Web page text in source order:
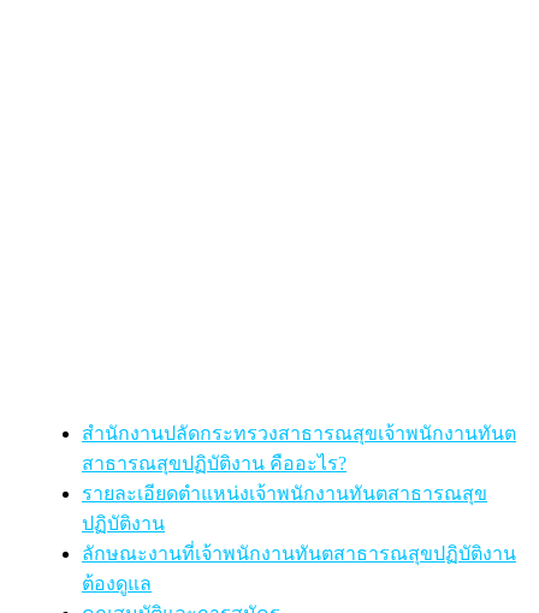
สำนักงานปลัดกระทรวงสาธารณสุขเจ้าพนักงานทันต
สาธารณสุขปฏิบัติงาน คืออะไร?
รายละเอียดตำแหน่งเจ้าพนักงานทันตสาธารณสุข
ปฏิบัติงาน
ลักษณะงานที่เจ้าพนักงานทันตสาธารณสุขปฏิบัติงาน
ต้องดูแล